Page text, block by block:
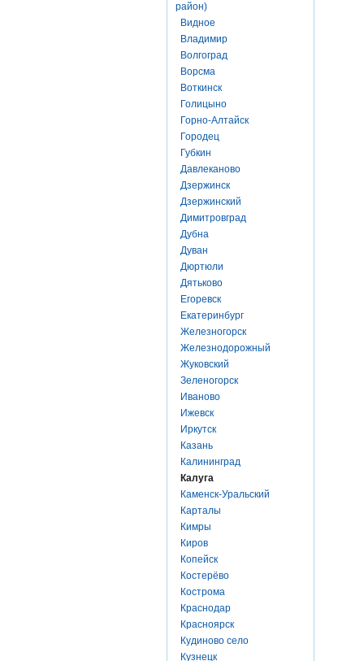
район)
Видное
Владимир
Волгоград
Ворсма
Воткинск
Голицыно
Горно-Алтайск
Городец
Губкин
Давлеканово
Дзержинск
Дзержинский
Димитровград
Дубна
Дуван
Дюртюли
Дятьково
Егоревск
Екатеринбург
Железногорск
Железнодорожный
Жуковский
Зеленогорск
Иваново
Ижевск
Иркутск
Казань
Калининград
Калуга
Каменск-Уральский
Карталы
Кимры
Киров
Копейск
Костерёво
Кострома
Краснодар
Красноярск
Кудиново село
Кузнецк